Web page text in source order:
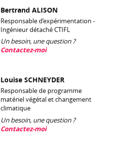
Bertrand ALISON
Responsable d’expérimentation -
Ingénieur détaché CTIFL
Un besoin, une question ?
Contactez-moi
Louise SCHNEYDER
Responsable de programme
matériel végétal et changement
climatique
Un besoin, une question ?
Contactez-moi